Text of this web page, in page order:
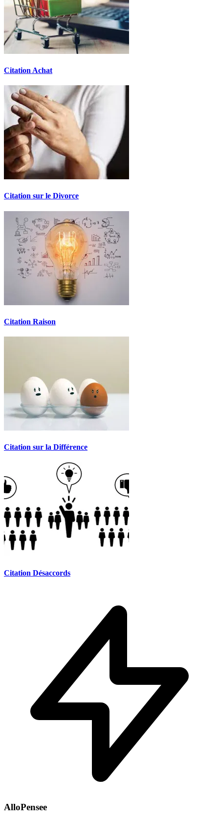
Citation Achat
Citation sur le Divorce
Citation Raison
Citation sur la Différence
Citation Désaccords
AlloPensee